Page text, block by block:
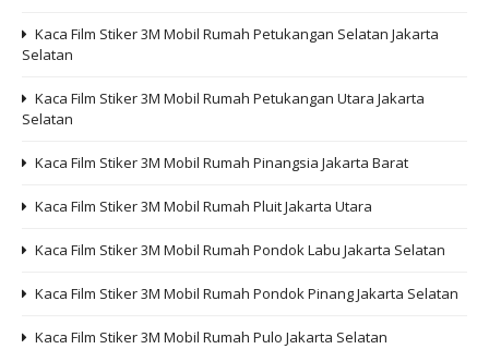
Kaca Film Stiker 3M Mobil Rumah Petukangan Selatan Jakarta
Selatan
Kaca Film Stiker 3M Mobil Rumah Petukangan Utara Jakarta
Selatan
Kaca Film Stiker 3M Mobil Rumah Pinangsia Jakarta Barat
Kaca Film Stiker 3M Mobil Rumah Pluit Jakarta Utara
Kaca Film Stiker 3M Mobil Rumah Pondok Labu Jakarta Selatan
Kaca Film Stiker 3M Mobil Rumah Pondok Pinang Jakarta Selatan
Kaca Film Stiker 3M Mobil Rumah Pulo Jakarta Selatan